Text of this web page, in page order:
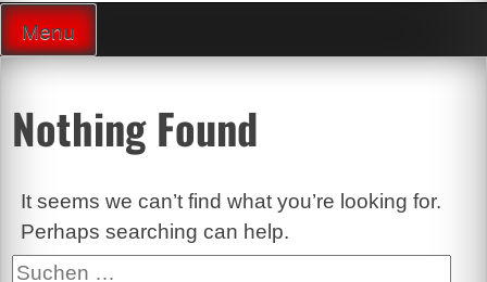
Menu
Nothing Found
It seems we can’t find what you’re looking for.
Perhaps searching can help.
Suche